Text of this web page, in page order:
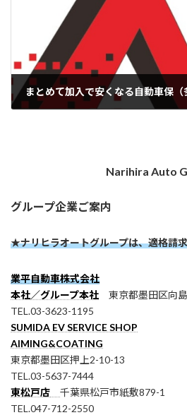
まとめて加入で安くなる自動車保（
2022-08-06
Narihira Auto
グループ企業ご案内
★ナリヒラオートグループは、適格請
業平自動車株式会社
本社／グループ本社 東京都墨田区向
TEL.03-3623-1195
SUMIDA EV SERVICE SHOP
AIMING&COATING
東京都墨田区押上2-10-13
TEL.03-5637-7444
東松戸店
千葉県松戸市紙敷879-1
TEL.047-712-2550